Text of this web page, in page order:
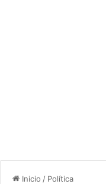
Inicio / Política